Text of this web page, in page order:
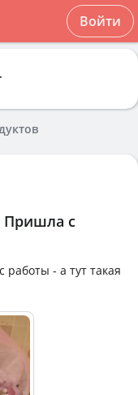
Войти
Пришла с
- а тут такая